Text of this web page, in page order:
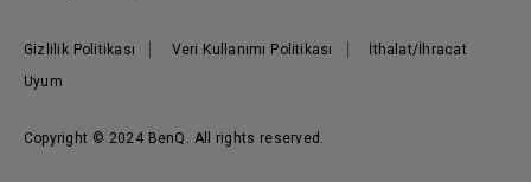
Copyright © 2024 BenQ. All rights reserved.
Gizlilik Politikası Veri Kullanımı Politikası
İthalat/İhracat
Uyum